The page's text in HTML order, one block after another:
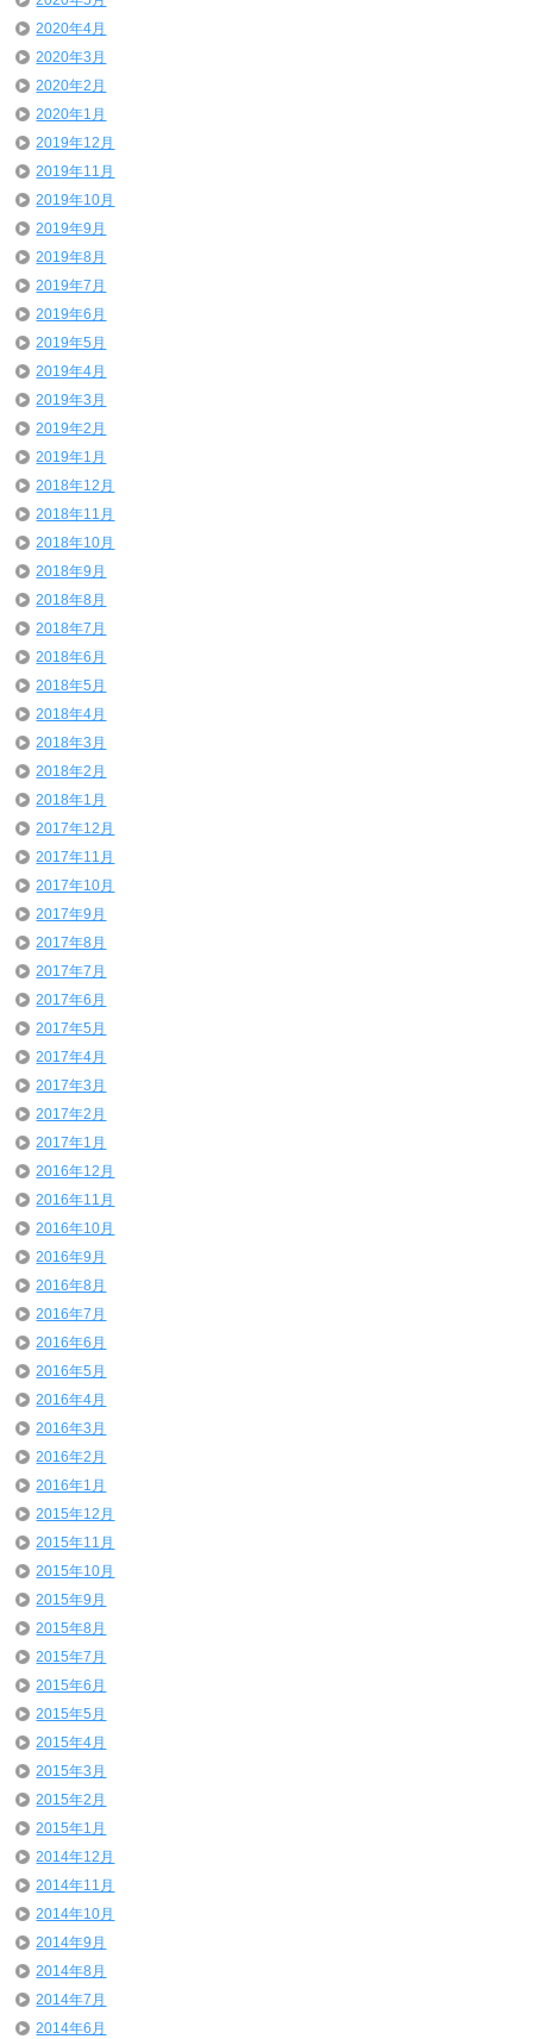
2020年4月
2020年3月
2020年2月
2020年1月
2019年12月
2019年11月
2019年10月
2019年9月
2019年8月
2019年7月
2019年6月
2019年5月
2019年4月
2019年3月
2019年2月
2019年1月
2018年12月
2018年11月
2018年10月
2018年9月
2018年8月
2018年7月
2018年6月
2018年5月
2018年4月
2018年3月
2018年2月
2018年1月
2017年12月
2017年11月
2017年10月
2017年9月
2017年8月
2017年7月
2017年6月
2017年5月
2017年4月
2017年3月
2017年2月
2017年1月
2016年12月
2016年11月
2016年10月
2016年9月
2016年8月
2016年7月
2016年6月
2016年5月
2016年4月
2016年3月
2016年2月
2016年1月
2015年12月
2015年11月
2015年10月
2015年9月
2015年8月
2015年7月
2015年6月
2015年5月
2015年4月
2015年3月
2015年2月
2015年1月
2014年12月
2014年11月
2014年10月
2014年9月
2014年8月
2014年7月
2014年6月